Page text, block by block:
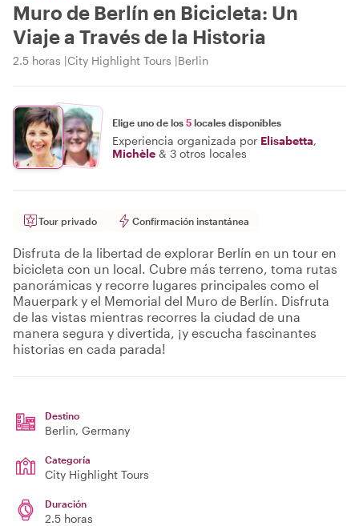
Muro de Berlín en Bicicleta: Un
Viaje a Través de la Historia
2.5 horas City Highlight Tours Berlin
Elige uno de los 5 locales disponibles
Experiencia organizada por Elisabetta,
Michèle & 3 otros locales
Tour privado Confirmación instantánea
Disfruta de la libertad de explorar Berlín en un tour en
bicicleta con un local. Cubre más terreno, toma rutas
panorámicas y recorre lugares principales como el
Mauerpark y el Memorial del Muro de Berlín. Disfruta
de las vistas mientras recorres la ciudad de una
manera segura y divertida, ¡y escucha fascinantes
historias en cada parada!
Destino
Berlin, Germany
Categoría
City Highlight Tours
Duración
2.5 horas